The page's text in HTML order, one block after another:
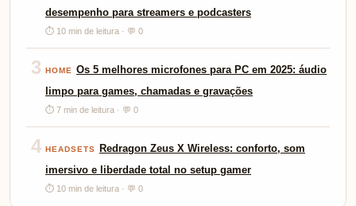
desempenho para streamers e podcasters
⏱ 10 min de leitura · 💬 0
3 HOME
Os 5 melhores microfones para PC em 2025: áudio
limpo para games, chamadas e gravações
⏱ 7 min de leitura · 💬 0
4 HEADSETS Redragon Zeus X Wireless: conforto, som
imersivo e liberdade total no setup gamer
⏱ 10 min de leitura · 💬 0